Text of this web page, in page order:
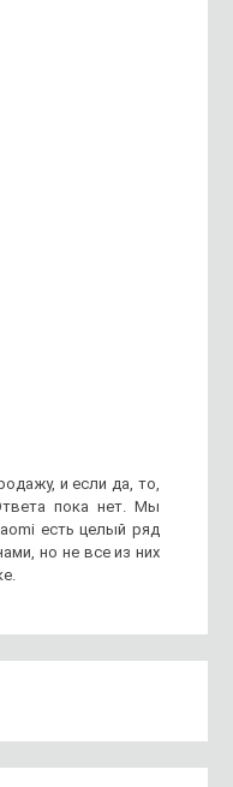
и если да, то,
пока нет. Мы
есть целый ряд
но не все из них